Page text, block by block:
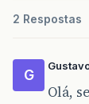
2 Respostas
G
Olá,